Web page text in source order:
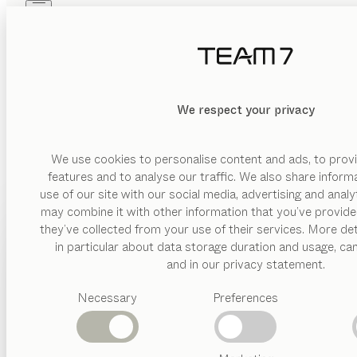
We respect your privacy
We use cookies to personalise content and ads, to
features and to analyse our traffic. We also share
use of our site with our social media, advertising and
may combine it with other information that you’ve
they’ve collected from your use of their services. More
in particular about data storage duration and usage,
and in our privacy statement.
Necessary
Preferences
Esstische
Küchen
Regale
Betten
PRODUKTE
ÜBER UNS
HÄNDLER